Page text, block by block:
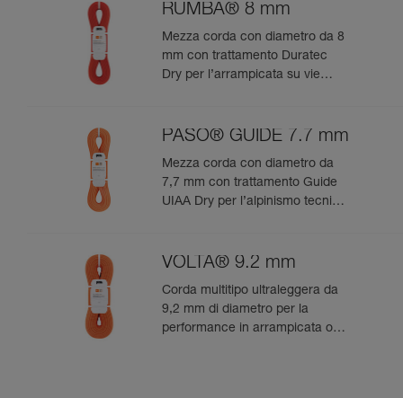
RUMBA® 8 mm
Mezza corda con diametro da 8
mm con trattamento Duratec
Dry per l’arrampicata su vie
PASO® GUIDE 7.7 mm
Mezza corda con diametro da
7,7 mm con trattamento Guide
UIAA Dry per l’alpinismo tecnico
VOLTA® 9.2 mm
Corda multitipo ultraleggera da
9,2 mm di diametro per la
performance in arrampicata o